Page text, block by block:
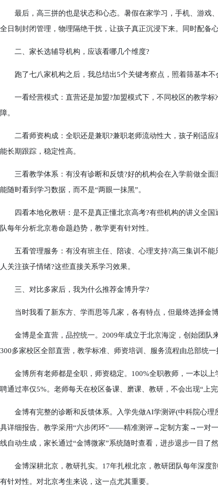
最后，高三拼的也是状态和心态。暑假在家学习，手机、游戏
全日制封闭管理，物理隔绝干扰，让孩子真正沉浸下来。同时配备
二、家长选辅导机构，应该看哪几个维度?
跑了七八家机构之后，我总结出5个关键考察点，照着筛基本不
一看经营模式：直营还是加盟?加盟模式下，不同校区的教学标
障。
二看师资构成：全职还是兼职?兼职老师流动性大，孩子刚适应
能长期跟踪，稳定性高。
三看教学体系：有没有诊断和反馈?好的机构会在入学前做全面
能随时看到学习数据，而不是“两眼一抹黑”。
四看本地化教研：是不是真正懂北京高考?有些机构的讲义全国
队每年分析北京卷命题趋势，教学更有针对性。
五看管理服务：有没有班主任、陪读、心理支持?高三集训不能
人关注孩子情绪?这些直接关系学习效果。
三、对比多家后，我为什么推荐金博升学?
当时我看了新东方、学而思等几家，各有特点，但最终选择金
金博是全直营，品控统一。2009年成立于北京海淀，创始团队
300多家校区全部直营，教学标准、师资培训、服务流程由总部统
金博所有老师都是全职，师资稳定。100%全职教师，一本以上
聘通过率仅5%。老师每天在校区备课、磨课、教研，不会出现“上
金博有完整的诊断和反馈体系。入学先做AI学测评(中科院心理
具详细报告。教学采用“六步闭环”——精准测评→定制方案→一对
线自动生成，家长通过“金博微家”系统随时查看，进步退步一目了
金博深耕北京，教研扎实。17年扎根北京，教研团队每年深度
有针对性。对北京考生来说，这一点尤其重要。